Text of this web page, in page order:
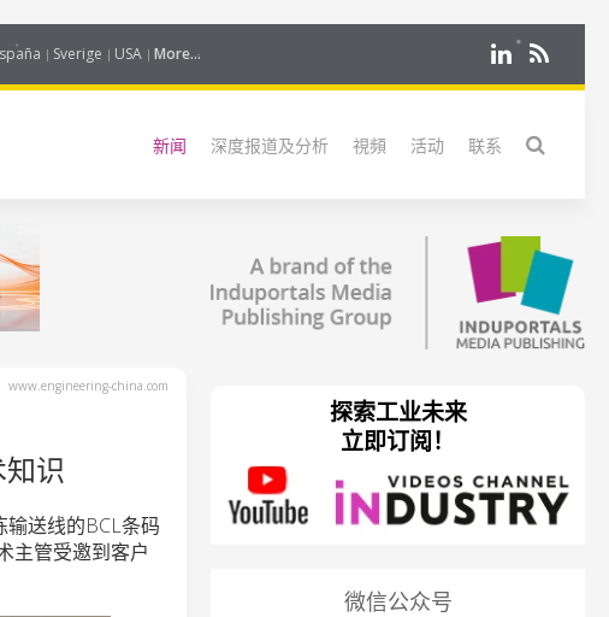
Sverige USA More...
新闻 深度报道及分析 視頻 活动 联系
www.engineering-china.com
识
送线的BCL条码
主管受邀到客户
探索工业未来
立即订阅！
微信公众号